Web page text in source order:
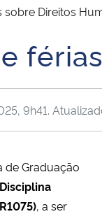
Regional
União
da União
sobre Direitos
9h41.
de Graduação
Disciplina
, a ser